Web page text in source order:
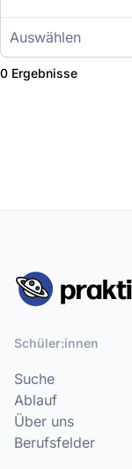
Auswählen
0 Ergebnisse
Schüler:innen
Suche
Ablauf
Über uns
Berufsfelder